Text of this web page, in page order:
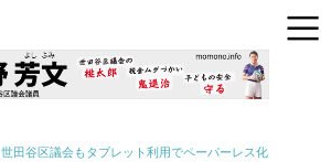
世田谷区議会もタブレット利用でペーパーレス化